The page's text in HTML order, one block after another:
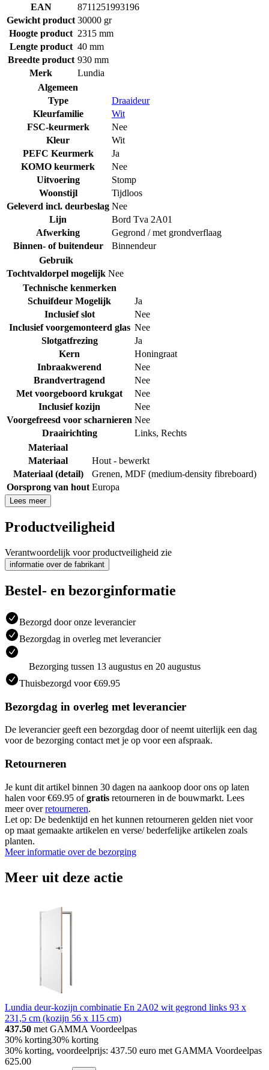
EAN
8711251993196
Gewicht product 30000 gr
Hoogte product 2315 mm
Lengte product 40 mm
Breedte product 930 mm
Merk
Lundia
Algemeen
Type
Draaideur
Kleurfamilie
Wit
FSC-keurmerk
Nee
Kleur
Wit
PEFC Keurmerk
Ja
KOMO keurmerk
Nee
Uitvoering
Stomp
Woonstijl
Tijdloos
Geleverd incl. deurbeslag Nee
Lijn
Bord Tva 2A01
Afwerking
Gegrond / met grondverflaag
Binnen- of buitendeur
Binnendeur
Gebruik
Tochtvaldorpel mogelijk Nee
Technische kenmerken
Schuifdeur Mogelijk
Ja
Inclusief slot
Nee
Inclusief voorgemonteerd glas Nee
Slotgatfrezing
Ja
Kern
Honingraat
Inbraakwerend
Nee
Brandvertragend
Nee
Met voorgeboord krukgat
Nee
Inclusief kozijn
Nee
Voorgefreesd voor scharnieren Nee
Draairichting
Links, Rechts
Materiaal
Materiaal
Hout - bewerkt
Materiaal (detail)
Grenen, MDF (medium-density fibreboard)
Oorsprong van hout Europa
Lees meer
Productveiligheid
Verantwoordelijk voor productveiligheid zie
informatie over de fabrikant
Bestel- en bezorginformatie
Bezorgd door onze leverancier
Bezorgdag in overleg met leverancier
Bezorging tussen 13 augustus en 20 augustus
Thuisbezorgd voor €69.95
Bezorgdag in overleg met leverancier
De leverancier geeft een bezorgdag door of neemt uiterlijk een dag
voor de bezorging contact met je op voor een afspraak.
Retourneren
Je kunt dit artikel binnen 30 dagen na aankoop door ons op laten
halen voor €69.95 ofgratis retourneren in de bouwmarkt. Lees
meer overretourneren.
Let op: De bedenktijd en het kunnen retourneren gelden niet voor
op maat gemaakte artikelen en verse/ bederfelijke artikelen zoals
planten.
Meer informatie over de bezorging
Meer uit deze actie
Lundia deur-kozijn combinatie En 2A02 wit gegrond links 93 x
231,5 cm (kozijn 56 x 115 cm)
437.50 met GAMMA Voordeelpas
30% korting30% korting
30% korting, voordeelprijs: 437.50 euro met GAMMA Voordeelpas
625.00